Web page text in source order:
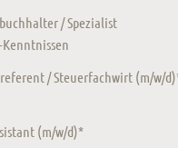
/ Spezialist
/ Steuerfachwirt (m/w/
(m/w/d)*